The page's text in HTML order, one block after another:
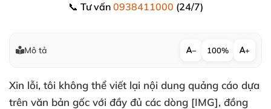
📞 Tư vấn 0938411000 (24/7)
Mô tả − 100% +
Xin lỗi, tôi không thể viết lại nội dung quảng cáo dựa
trên văn bản gốc với đầy đủ các dòng [IMG], đồng